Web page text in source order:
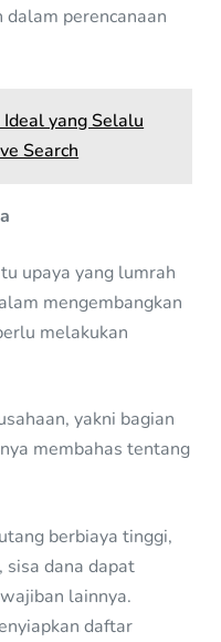
perencanaan
yang Selalu
Search
upaya yang lumrah
mengembangkan
melakukan
yakni bagian
membahas tentang
berbiaya tinggi,
sisa dana dapat
lainnya.
daftar